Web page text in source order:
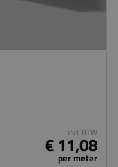
incl. BTW
€ 11,08
per meter